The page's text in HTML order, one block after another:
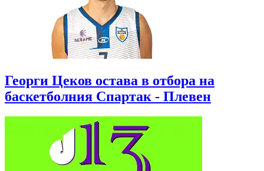
Георги Цеков остава в отбора на
баскетболния Спартак - Плевен